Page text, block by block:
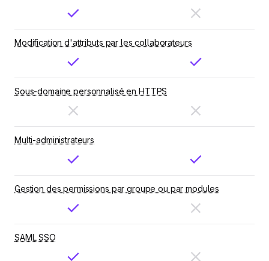
Modification d'attributs par les collaborateurs
Sous-domaine personnalisé en HTTPS
Multi-administrateurs
Gestion des permissions par groupe ou par modules
SAML SSO